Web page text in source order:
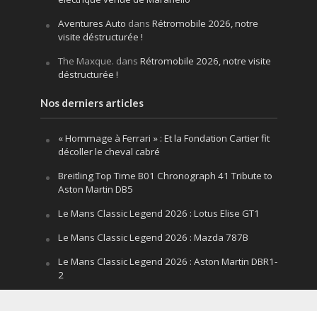
Aventures Auto dans Rétromobile 2026, notre
visite déstructurée !
The Maxque. dans Rétromobile 2026, notre visite
déstructurée !
Nos derniers articles
« Hommage à Ferrari » : Et la Fondation Cartier fit
décoller le cheval cabré
Breitling Top Time B01 Chronograph 41 Tribute to
Aston Martin DB5
Le Mans Classic Legend 2026 : Lotus Elise GT1
Le Mans Classic Legend 2026 : Mazda 787B
Le Mans Classic Legend 2026 : Aston Martin DBR1-
2